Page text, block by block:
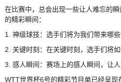
在比赛中，总会出现一些让人难忘的
的精彩瞬间：
1. 神级球技：选手们将为我们带来哪
2. 关键时刻：在关键时刻，选手们将如
3. 感人瞬间：赛场上的感人瞬间，让人
WTT世界杯6号的精彩节目单已经呈现